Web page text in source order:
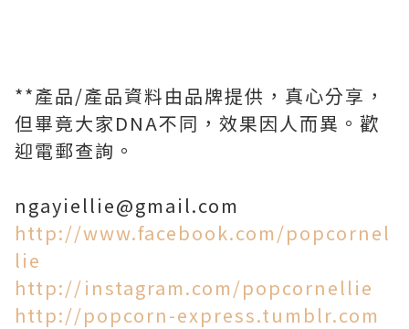
**產品/產品資料由品牌提供，真心分享，
但畢竟大家DNA不同，效果因人而異。歡
迎電郵查詢。
ngayiellie@gmail.com
http://www.facebook.com/popcornel
lie
http://instagram.com/popcornellie
http://popcorn-express.tumblr.com